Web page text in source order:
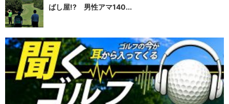
ばし屋!? 男性アマ140...